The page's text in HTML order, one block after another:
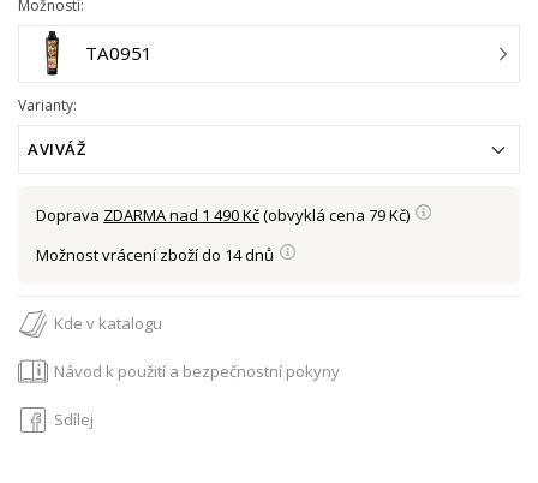
Možnosti:
TA0951
Varianty:
AVIVÁŽ
Doprava ZDARMA nad 1 490 Kč(obvyklá cena 79 Kč)
Možnost vrácení zboží do 14 dnů
Kde v katalogu
Návod k použití a bezpečnostní pokyny
Sdílej